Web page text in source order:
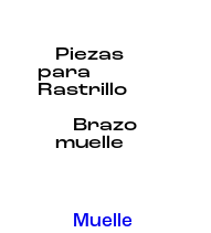
Piezas
para
Rastrillo
Brazo
muelle
Muelle